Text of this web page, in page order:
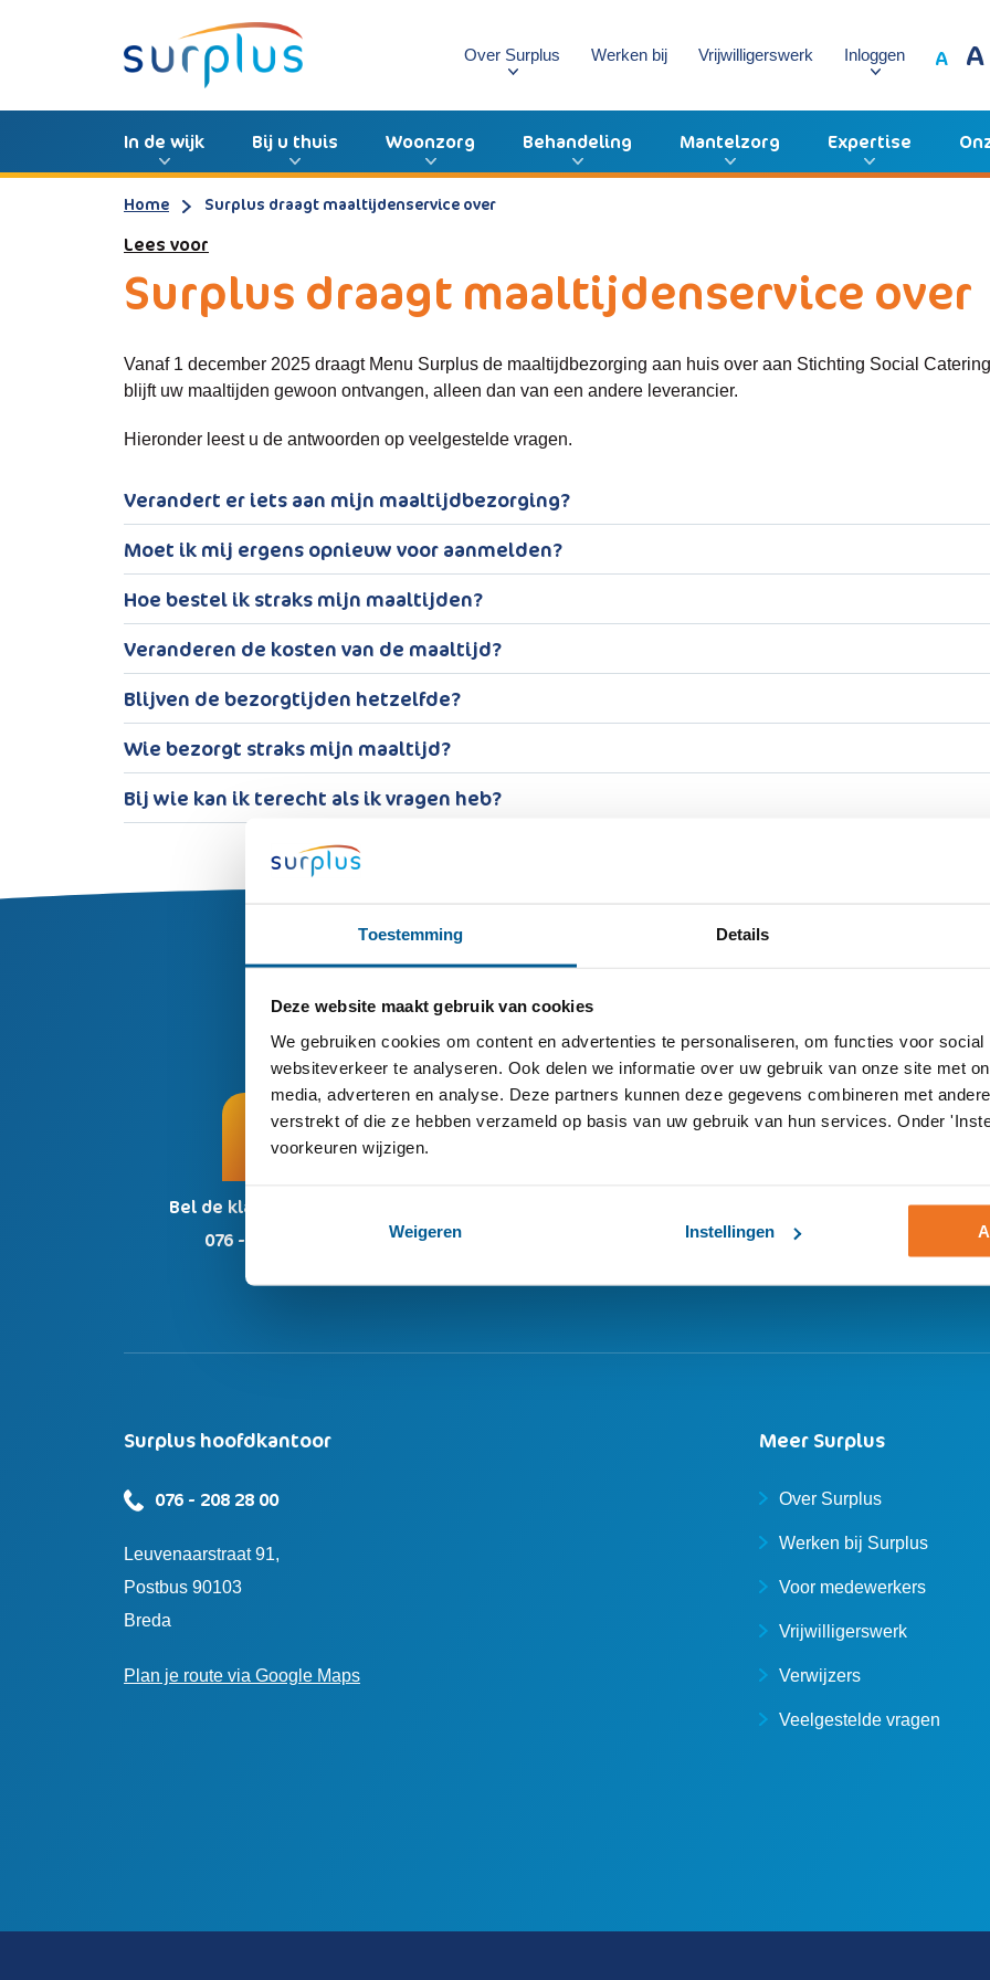
Toestemming Details
Deze website maakt gebruik van cookies
We gebruiken cookies om content en advertenties te personaliseren, om functies voor
websiteverkeer te analyseren. Ook delen we informatie over uw gebruik van onze site met
media, adverteren en analyse. Deze partners kunnen deze gegevens combineren met
verstrekt of die ze hebben verzameld op basis van uw gebruik van hun services. Onder
voorkeuren wijzigen.
Weigeren Instellingen
Over Surplus Werken bij Vrijwilligerswerk Inloggen A A
In de wijk Bij u thuis Woonzorg Behandeling Mantelzorg Expertise
Home Surplus draagt maaltijdenservice over
Lees voor
Surplus draagt maaltijdenservice over
Vanaf 1 december 2025 draagt Menu Surplus de maaltijdbezorging aan huis over aan Stichting Social
blijft uw maaltijden gewoon ontvangen, alleen dan van een andere leverancier.
Hieronder leest u de antwoorden op veelgestelde vragen.
Verandert er iets aan mijn maaltijdbezorging?
Moet ik mij ergens opnieuw voor aanmelden?
Hoe bestel ik straks mijn maaltijden?
Veranderen de kosten van de maaltijd?
Blijven de bezorgtijden hetzelfde?
Wie bezorgt straks mijn maaltijd?
Bij wie kan ik terecht als ik vragen heb?
Hoe mogen wij u van dienst
Bel de klantenservice:
076 - 208 22 00
klantenservice@surplus.nl
Ik wil
teruggebeld
Surplus hoofdkantoor
076 - 208 28 00
Leuvenaarstraat 91,
Postbus 90103
Breda
Plan je route via Google Maps
Meer Surplus
Over Surplus
Werken bij Surplus
Voor medewerkers
Vrijwilligerswerk
Verwijzers
Veelgestelde vragen